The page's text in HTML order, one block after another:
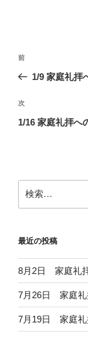
投
ビ
ゲ
ン
前
の
稿
前
1/9 家庭礼拝
次
の
次
1/16 家庭礼拝へ
索:
最近の投稿
8月2日 家庭礼
7月26日 家庭礼
7月19日 家庭礼